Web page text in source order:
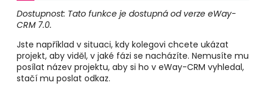
Dostupnost: Tato funkce je dostupná od verze eWay-
CRM 7.0.
Jste například v situaci, kdy kolegovi chcete ukázat
projekt, aby viděl, v jaké fázi se nacházíte. Nemusíte mu
posílat název projektu, aby si ho v eWay-CRM vyhledal,
stačí mu poslat odkaz.